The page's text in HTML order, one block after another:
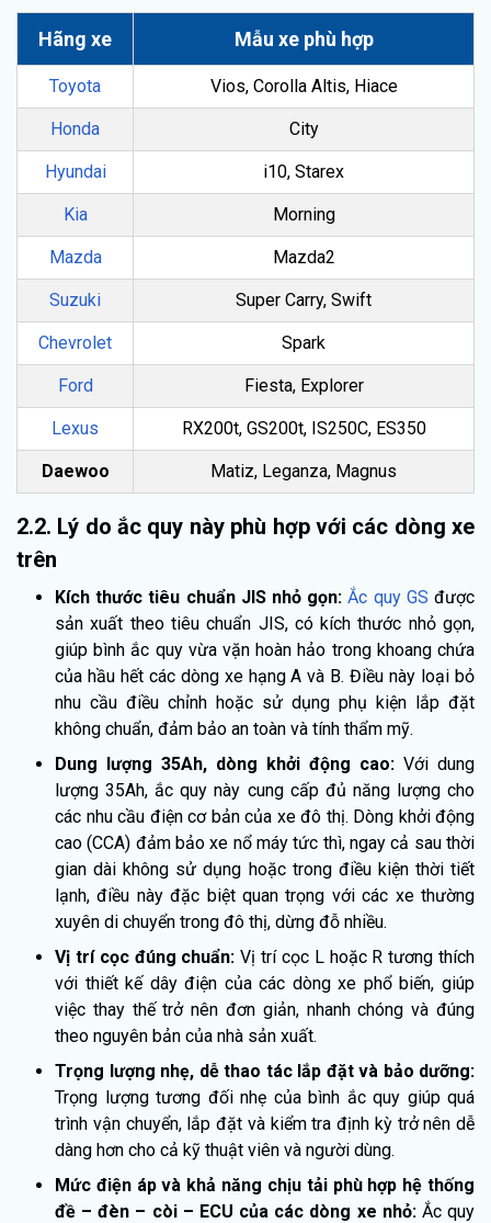
Hãng xe Mẫu xe phù hợp
Toyota Vios, Corolla Altis, Hiace
Honda City
Hyundai i10, Starex
Kia Morning
Mazda Mazda2
Suzuki Super Carry, Swift
Chevrolet Spark
Ford Fiesta, Explorer
Lexus RX200t, GS200t, IS250C, ES350
Daewoo Matiz, Leganza, Magnus
2.2. Lý do ắc quy này phù hợp với các dòng xe
trên
Kích thước tiêu chuẩn JIS nhỏ gọn:Ắc quy GS được
sản xuất theo tiêu chuẩn JIS, có kích thước nhỏ gọn,
giúp bình ắc quy vừa vặn hoàn hảo trong khoang chứa
của hầu hết các dòng xe hạng A và B. Điều này loại bỏ
nhu cầu điều chỉnh hoặc sử dụng phụ kiện lắp đặt
không chuẩn, đảm bảo an toàn và tính thẩm mỹ.
Dung lượng 35Ah, dòng khởi động cao: Với dung
lượng 35Ah, ắc quy này cung cấp đủ năng lượng cho
các nhu cầu điện cơ bản của xe đô thị. Dòng khởi động
cao (CCA) đảm bảo xe nổ máy tức thì, ngay cả sau thời
gian dài không sử dụng hoặc trong điều kiện thời tiết
lạnh, điều này đặc biệt quan trọng với các xe thường
xuyên di chuyển trong đô thị, dừng đỗ nhiều.
Vị trí cọc đúng chuẩn: Vị trí cọc L hoặc R tương thích
với thiết kế dây điện của các dòng xe phổ biến, giúp
việc thay thế trở nên đơn giản, nhanh chóng và đúng
theo nguyên bản của nhà sản xuất.
Trọng lượng nhẹ, dễ thao tác lắp đặt và bảo dưỡng:
Trọng lượng tương đối nhẹ của bình ắc quy giúp quá
trình vận chuyển, lắp đặt và kiểm tra định kỳ trở nên dễ
dàng hơn cho cả kỹ thuật viên và người dùng.
Mức điện áp và khả năng chịu tải phù hợp hệ thống
đề – đèn – còi – ECU của các dòng xe nhỏ: Ắc quy